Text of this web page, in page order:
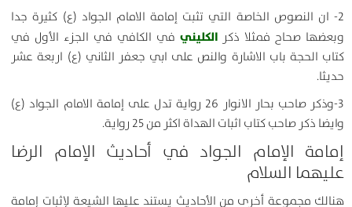
2- ان النصوص الخاصة التي تثبت إمامة الامام الجواد (ع) كثيرة جدا
وبعضها صحاح فمثلا ذكر الكليني في الكافي في الجزء الأول في
كتاب الحجة باب الاشارة والنص على ابي جعفر الثاني (ع) اربعة عشر
حديثا.
3-وذكر صاحب بحار الانوار 26 رواية تدل على إمامة الامام الجواد (ع)
وايضا ذكر صاحب كتاب اثبات الهداة اكثر من 25 رواية.
إمامة الإمام الجواد في أحاديث الإمام الرضا
عليهما السلام
هنالك مجموعة أخرى من الأحاديث يستند عليها الشيعة لإثبات إمامة